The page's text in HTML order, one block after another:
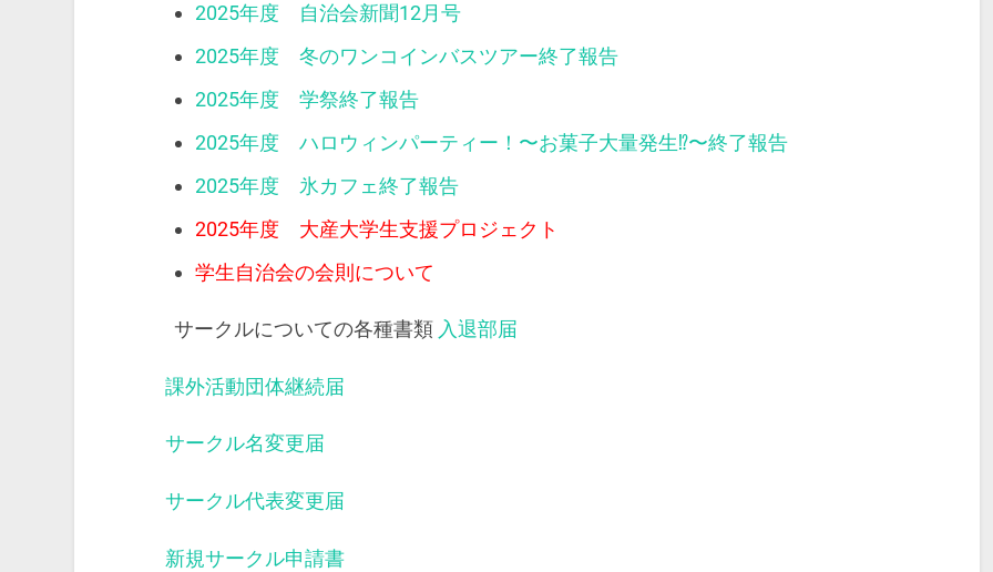
2025年度 自治会新聞12月号
2025年度 冬のワンコインバスツアー終了報告
2025年度 学祭終了報告
2025年度 ハロウィンパーティー！〜お菓子大量発生⁉︎〜終了報告
2025年度 氷カフェ終了報告
2025年度 大産大学生支援プロジェクト
学生自治会の会則について
サークルについての各種書類 入退部届
課外活動団体継続届
サークル名変更届
サークル代表変更届
新規サークル申請書